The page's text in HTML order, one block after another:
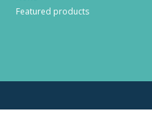
Featured products